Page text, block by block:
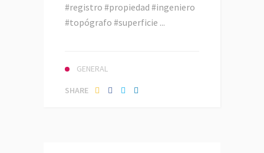
#registro #propiedad #ingeniero
#topógrafo #superficie ‬...
GENERAL
SHARE